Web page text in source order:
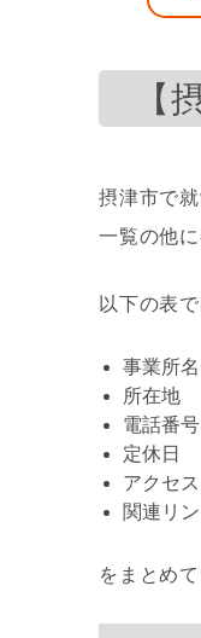
【
摂津市で
一覧の他
以下の表で
事業所名
所在地
電話番号
定休日
アクセス
関連リン
をまとめて